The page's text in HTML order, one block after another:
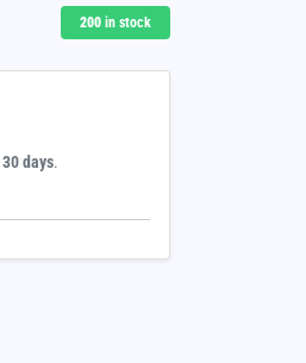
200 in stock
30 days.